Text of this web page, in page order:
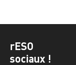
rESO
sociaux !